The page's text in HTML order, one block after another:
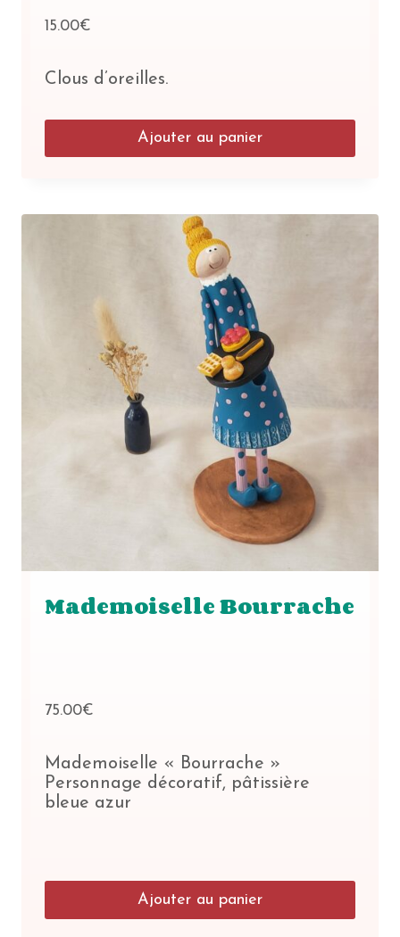
15.00€
Clous d’oreilles.
Ajouter au panier
Mademoiselle Bourrache
75.00€
Mademoiselle « Bourrache »
Personnage décoratif, pâtissière
bleue azur
Ajouter au panier